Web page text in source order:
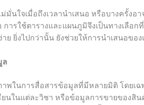
นใจเมื่อถึงเวลานำเสนอ หรือบางครั้งอ
ารใช้ตารางและแผนภูมิจึงเป็นทางเลือก
าย ยิ่งไปกว่านั้น ยังช่วยให้การนำเสนอขอ
ล
พในการสื่อสารข้อมูลที่มีหลายมิติ โดยเฉพ
นในแต่ละวิชา หรือข้อมูลการขายของสิน